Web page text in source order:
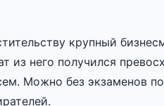
крупный
него получился
Можно без экзаменов